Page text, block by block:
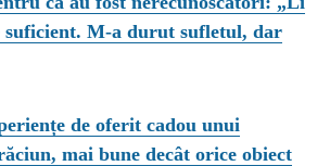
suficient. M-a durut sufletul, dar
de oferit cadou unui
mai bune decât orice obiect